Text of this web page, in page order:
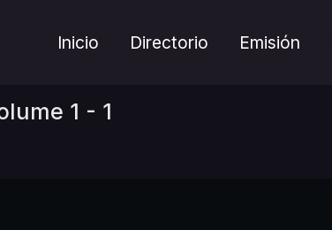
Inicio Directorio Emisión
1 - 1